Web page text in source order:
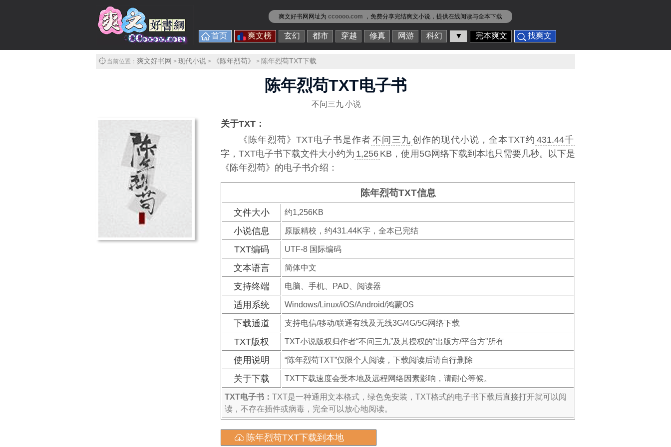
爽文好书网网址为 ccoooo.com ，免费分享完结爽文小说 ，提供在线阅读与全本下载
首页 爽文榜 玄幻 都市 穿越 修真 网游 科幻 ▼ 完本爽文 找爽文
当前位置： 爽文好书网 > 现代小说 > 《陈年烈苟》 > 陈年烈苟TXT下载
陈年烈苟TXT电子书
不问三九小说
关于TXT：
《陈年烈苟》TXT电子书是作者 不问三九 创作的现代小说，全本TXT约 431.44千
字，TXT电子书下载文件大小约为 1,256 KB，使用5G网络下载到本地只需要几秒。以下是
《陈年烈苟》的电子书介绍：
陈年烈苟TXT信息
文件大小 约1,256KB
小说信息 原版精校，约431.44K字，全本已完结
TXT编码 UTF-8 国际编码
文本语言 简体中文
支持终端 电脑、手机、PAD、阅读器
适用系统 Windows/Linux/iOS/Android/鸿蒙OS
下载通道 支持电信/移动/联通有线及无线3G/4G/5G网络下载
TXT版权 TXT小说版权归作者“不问三九”及其授权的“出版方/平台方”所有
使用说明 “陈年烈苟TXT”仅限个人阅读，下载阅读后请自行删除
关于下载 TXT下载速度会受本地及远程网络因素影响，请耐心等候。
TXT电子书： TXT是一种通用文本格式，绿色免安装，TXT格式的电子书下载后直接打开就可以阅
读，不存在插件或病毒，完全可以放心地阅读。
陈年烈苟TXT下载到本地